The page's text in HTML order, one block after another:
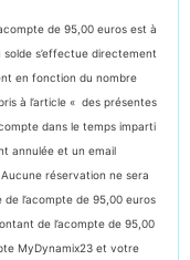
de 95,00 euros est à
s’effectue directement
en fonction du nombre
à l’article « des présentes
dans le temps imparti
annulée et un email
réservation ne sera
l’acompte de 95,00 euros
de l’acompte de 95,00
MyDynamix23 et votre